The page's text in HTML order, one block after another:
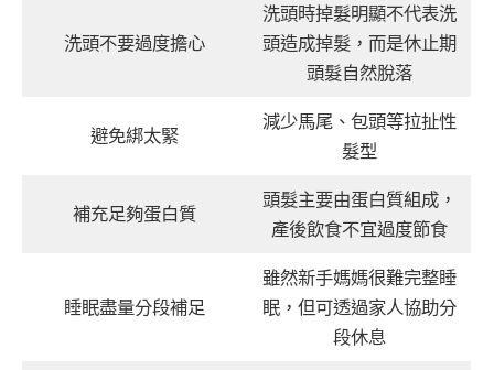
洗頭不要過度擔心
洗頭時掉髮明顯不代表洗
頭造成掉髮，而是休止期
頭髮自然脫落
避免綁太緊
減少馬尾、包頭等拉扯性
髮型
補充足夠蛋白質
頭髮主要由蛋白質組成，
產後飲食不宜過度節食
睡眠盡量分段補足
雖然新手媽媽很難完整睡
眠，但可透過家人協助分
段休息